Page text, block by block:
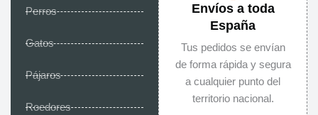
Perros
Gatos
Pájaros
Roedores
Envíos a toda
España
Tus pedidos se envían
de forma rápida y segura
a cualquier punto del
territorio nacional.